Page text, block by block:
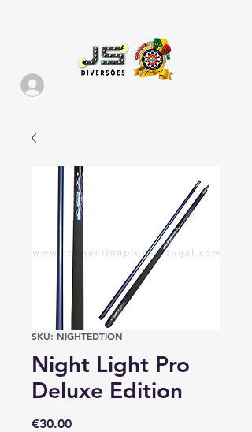
SKU: NIGHTEDTION
Night Light Pro
Deluxe Edition
€30.00Price